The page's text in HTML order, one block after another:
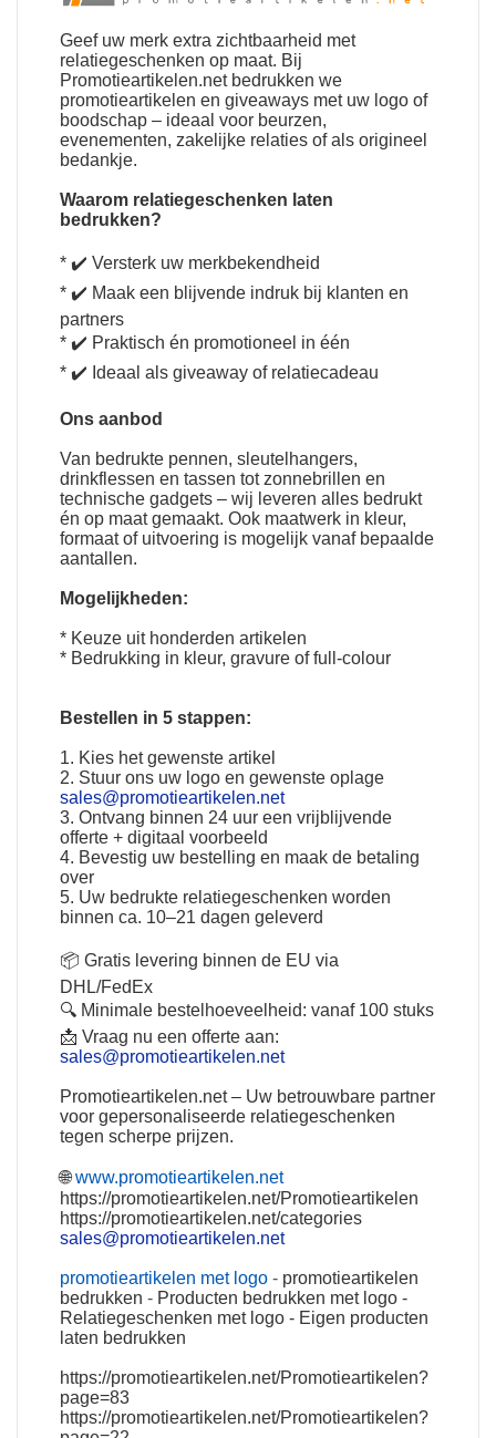
Geef uw merk extra zichtbaarheid met
relatiegeschenken op maat. Bij
Promotieartikelen.net bedrukken we
promotieartikelen en giveaways met uw logo of
boodschap – ideaal voor beurzen,
evenementen, zakelijke relaties of als origineel
bedankje.
Waarom relatiegeschenken laten
bedrukken?
* ✔️ Versterk uw merkbekendheid
* ✔️ Maak een blijvende indruk bij klanten en
partners
* ✔️ Praktisch én promotioneel in één
* ✔️ Ideaal als giveaway of relatiecadeau
Ons aanbod
Van bedrukte pennen, sleutelhangers,
drinkflessen en tassen tot zonnebrillen en
technische gadgets – wij leveren alles bedrukt
én op maat gemaakt. Ook maatwerk in kleur,
formaat of uitvoering is mogelijk vanaf bepaalde
aantallen.
Mogelijkheden:
* Keuze uit honderden artikelen
* Bedrukking in kleur, gravure of full-colour
Bestellen in 5 stappen:
1. Kies het gewenste artikel
2. Stuur ons uw logo en gewenste oplage
sales@promotieartikelen.net
3. Ontvang binnen 24 uur een vrijblijvende
offerte + digitaal voorbeeld
4. Bevestig uw bestelling en maak de betaling
over
5. Uw bedrukte relatiegeschenken worden
binnen ca. 10–21 dagen geleverd
📦 Gratis levering binnen de EU via
DHL/FedEx
🔍 Minimale bestelhoeveelheid: vanaf 100 stuks
📩 Vraag nu een offerte aan:
sales@promotieartikelen.net
Promotieartikelen.net– Uw betrouwbare partner
voor gepersonaliseerde relatiegeschenken
tegen scherpe prijzen.
🌐www.promotieartikelen.net
https://promotieartikelen.net/Promotieartikelen
https://promotieartikelen.net/categories
sales@promotieartikelen.net
promotieartikelen met logo - promotieartikelen
bedrukken - Producten bedrukken met logo -
Relatiegeschenken met logo - Eigen producten
laten bedrukken
https://promotieartikelen.net/Promotieartikelen?
page=83
https://promotieartikelen.net/Promotieartikelen?